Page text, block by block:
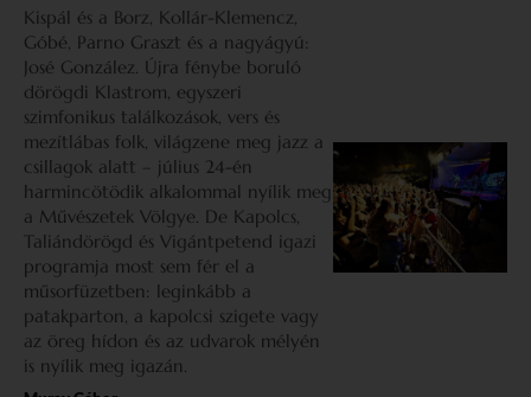
Kispál és a Borz, Kollár-Klemencz,
Góbé, Parno Graszt és a nagyágyú:
José González. Újra fénybe boruló
dörögdi Klastrom, egyszeri
szimfonikus találkozások, vers és
mezítlábas folk, világzene meg jazz a
csillagok alatt – július 24-én
harmincötödik alkalommal nyílik meg
a Művészetek Völgye. De Kapolcs,
Taliándörögd és Vigántpetend igazi
programja most sem fér el a
műsorfüzetben: leginkább a
patakparton, a kapolcsi szigete vagy
az öreg hídon és az udvarok mélyén
is nyílik meg igazán.